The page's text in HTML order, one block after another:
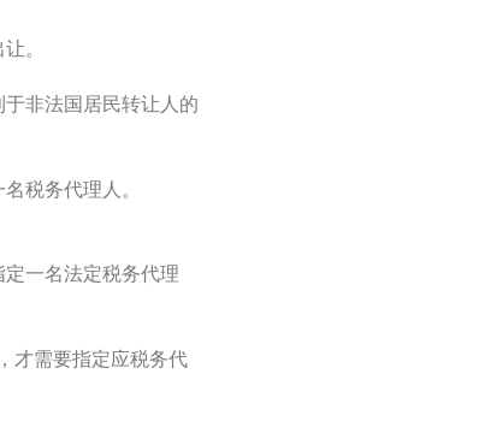
。
非法国居民转让人的
税务代理人。
一名法定税务代理
才需要指定应税务代